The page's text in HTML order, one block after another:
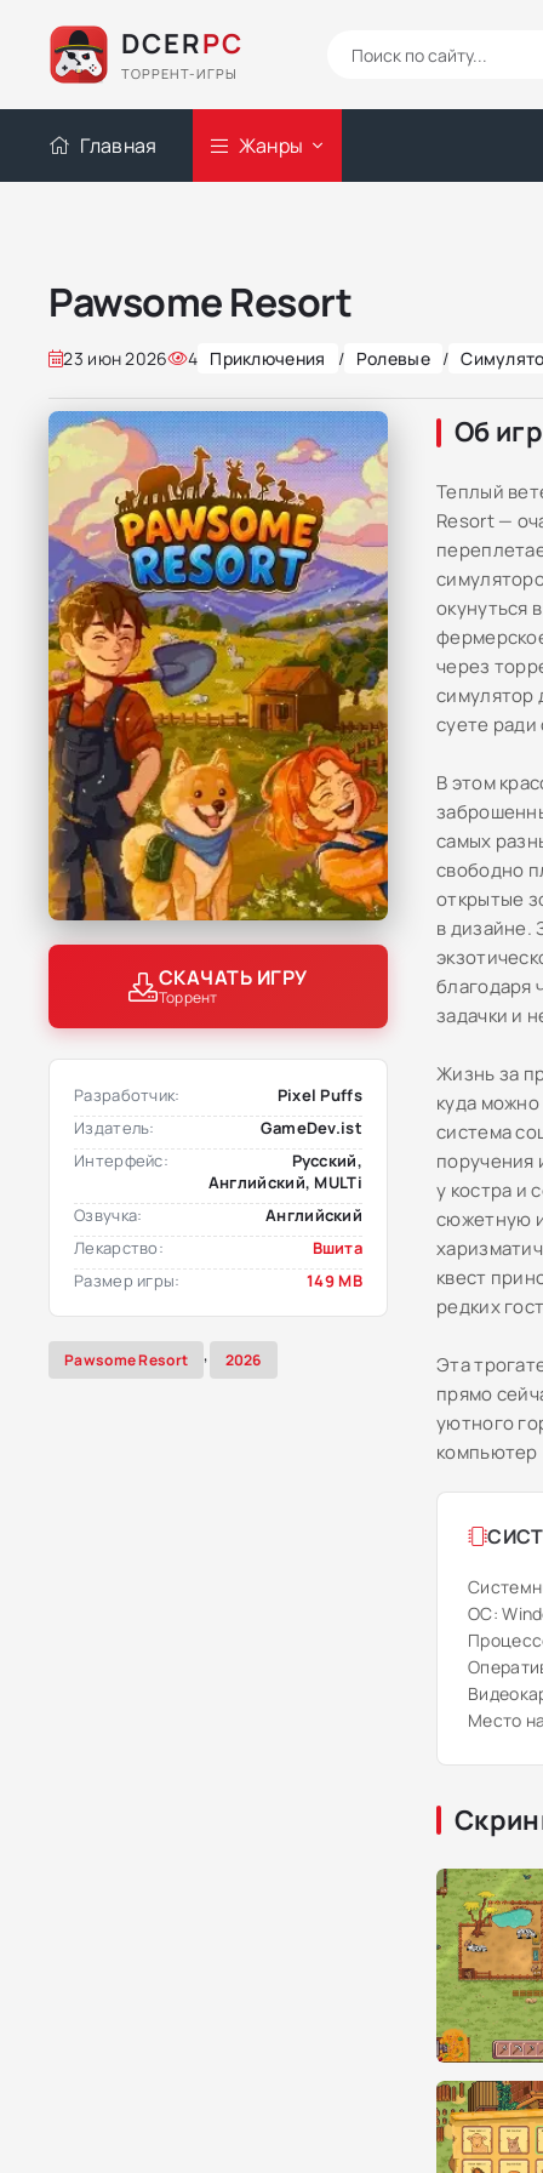
DCERPC
ТОРРЕНТ-ИГРЫ
Главная Жанры
Pawsome Resort
23 июн 2026 4 Приключения / Ролевые /
СКАЧАТЬ ИГРУ
Торрент
Разработчик:
Pixel Puffs
Издатель:
GameDev.ist
Интерфейс:
Русский,
Английский, MULTi
Озвучка:
Английский
Лекарство:
Вшита
Размер игры:
149 MB
Pawsome Resort , 2026
Об
Теплый
Resort —
окунуться
через
симулятор
суете
В этом
самых
свободно
открытые
в дизайне.
благодаря
задачки и
Жизнь за
куда
система
поручения
у костра и
сюжетную
квест
редких
Эта
прямо
уютного
компьютер
ОС:
Место